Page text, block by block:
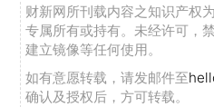
财新网所刊载内容之知识产权
专属所有或持有。未经许可，
建立镜像等任何使用。
如有意愿转载，请发邮件至
确认及授权后，方可转载。